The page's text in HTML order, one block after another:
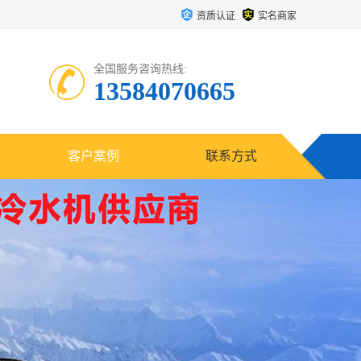
资质认证 实名商家
全国服务咨询热线:
13584070665
客户案例 联系方式